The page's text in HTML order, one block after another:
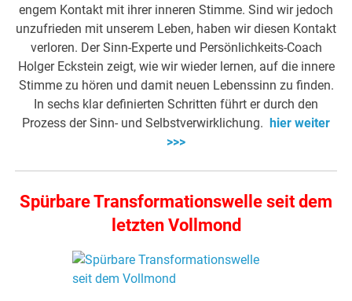
engem Kontakt mit ihrer inneren Stimme. Sind wir jedoch
unzufrieden mit unserem Leben, haben wir diesen Kontakt
verloren. Der Sinn-Experte und Persönlichkeits-Coach
Holger Eckstein zeigt, wie wir wieder lernen, auf die innere
Stimme zu hören und damit neuen Lebenssinn zu finden.
In sechs klar definierten Schritten führt er durch den
Prozess der Sinn- und Selbstverwirklichung.
hier weiter
>>>
Spürbare Transformationswelle seit dem
letzten Vollmond